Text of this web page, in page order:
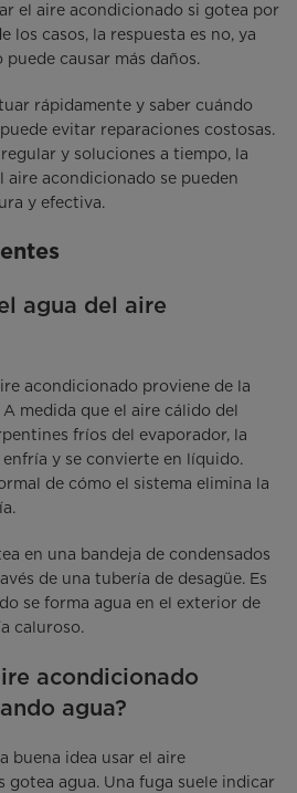
el aire acondicionado si gotea por
los casos, la respuesta es no, ya
causar más daños.
rápidamente y saber cuándo
evitar reparaciones costosas.
y soluciones a tiempo, la
aire acondicionado se pueden
y efectiva.
agua del aire
acondicionado proviene de la
medida que el aire cálido del
fríos del evaporador, la
enfría y se convierte en líquido.
de cómo el sistema elimina la
en una bandeja de condensados
de una tubería de desagüe. Es
se forma agua en el exterior de
caluroso.
acondicionado
agua?
buena idea usar el aire
gotea agua. Una fuga suele indicar